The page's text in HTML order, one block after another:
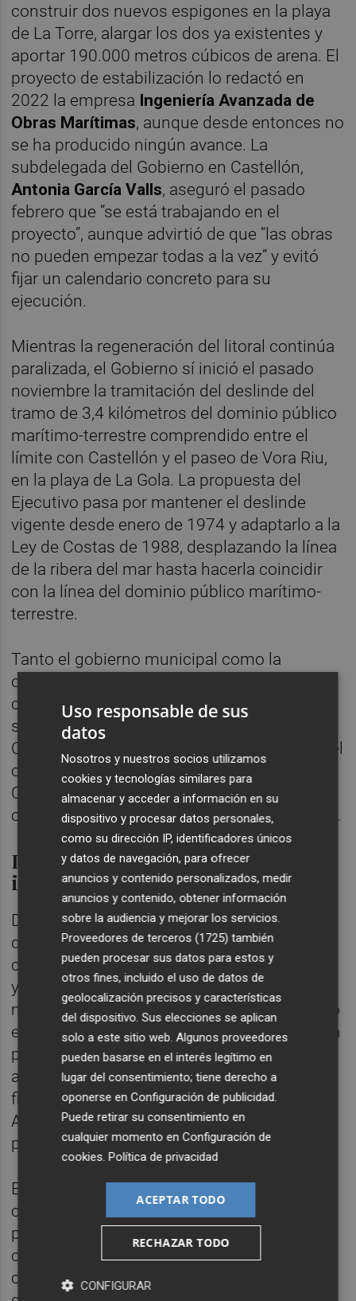
construir dos nuevos espigones en la playa
de La Torre, alargar los dos ya existentes y
aportar 190.000 metros cúbicos de arena. El
proyecto de estabilización lo redactó en
2022 la empresa Ingeniería Avanzada de
Obras Marítimas, aunque desde entonces no
se ha producido ningún avance. La
subdelegada del Gobierno en Castellón,
Antonia García Valls, aseguró el pasado
febrero que “se está trabajando en el
proyecto”, aunque advirtió de que “las obras
no pueden empezar todas a la vez” y evitó
fijar un calendario concreto para su
ejecución.
Mientras la regeneración del litoral continúa
paralizada, el Gobierno sí inició el pasado
noviembre la tramitación del deslinde del
tramo de 3,4 kilómetros del dominio público
marítimo-terrestre comprendido entre el
límite con Castellón y el paseo de Vora Riu,
en la playa de La Gola. La propuesta del
Ejecutivo pasa por mantener el deslinde
vigente desde enero de 1974 y adaptarlo a la
Ley de Costas de 1988, desplazando la línea
de la ribera del mar hasta hacerla coincidir
con la línea del dominio público marítimo-
terrestre.
Tanto el gobierno municipal como la
oposición rechazan esta propuesta al
considerar que la regresión del litoral tiene
su origen en la ampliación del Puerto de
Castellón. Con ese argumento, entre otros, el
consistorio y el grupo municipal de
Compromís han presentado alegaciones
contra el deslinde planteado por el Gobierno.
Los daños de los temporales de
invierno
Desde el Ayuntamiento también denuncian
que los daños ocasionados por temporales
como Harry, registrado a mediados de enero
y que dejó desperfectos valorados en 1,5
millones de euros, se han agravado por la no
ejecución del proyecto de regeneración de la
playa Ben-Afeli y por la negativa del Puerto a
aportar los 60.000 metros cúbicos de arena
fijados en la Declaración de Impacto
Ambiental (DIA) de la última ampliación
portuaria.
El ejecutivo municipal se reunió en febrero
con representantes vecinales de la playa
para analizar la propuesta de deslinde y
consensuar las alegaciones. El objetivo del
consistorio es solicitar que la línea de ribera
Uso responsable de sus
datos
Nosotros y nuestros socios utilizamos
cookies y tecnologías similares para
almacenar y acceder a información en su
dispositivo y procesar datos personales,
como su dirección IP, identificadores únicos
y datos de navegación, para ofrecer
anuncios y contenido personalizados, medir
anuncios y contenido, obtener información
sobre la audiencia y mejorar los servicios.
Proveedores de terceros (1725) también
pueden procesar sus datos para estos y
otros fines, incluido el uso de datos de
geolocalización precisos y características
del dispositivo. Sus elecciones se aplican
solo a este sitio web. Algunos proveedores
pueden basarse en el interés legítimo en
lugar del consentimiento; tiene derecho a
oponerse enConfiguración de publicidad.
Puede retirar su consentimiento en
cualquier momento enConfiguración de
cookies.Política de privacidad
ACEPTAR TODO
RECHAZAR TODO
CONFIGURAR